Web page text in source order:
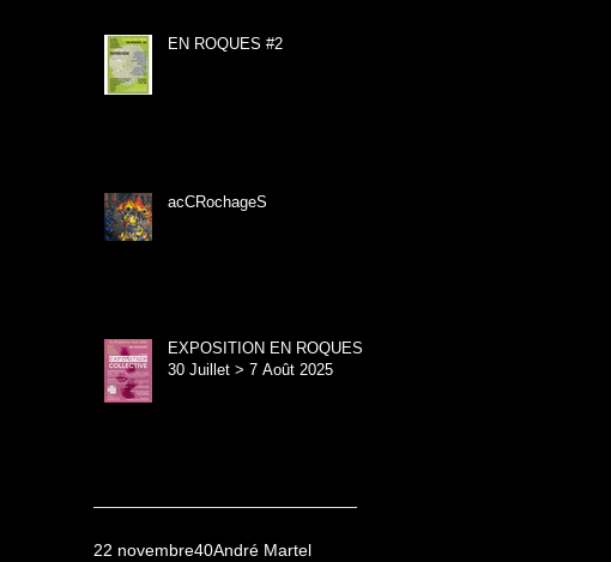
EN ROQUES #2
acCRochageS
EXPOSITION EN ROQUES -
30 Juillet > 7 Août 2025
22 novembre40André Martel